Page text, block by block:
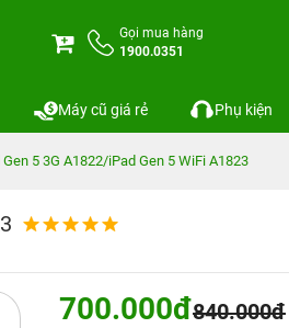
Gọi mua hàng
1900.0351
Máy cũ giá rẻ Phụ kiện
5 3G A1822/iPad Gen 5 WiFi A1823
700.000đ840.000đ